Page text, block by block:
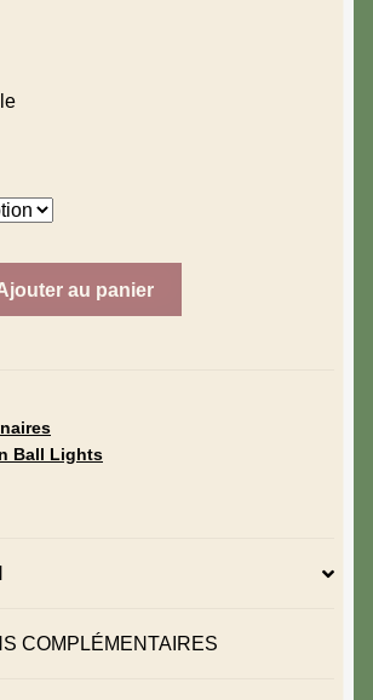
au panier
Ball Lights
COMPLÉMENTAIRES